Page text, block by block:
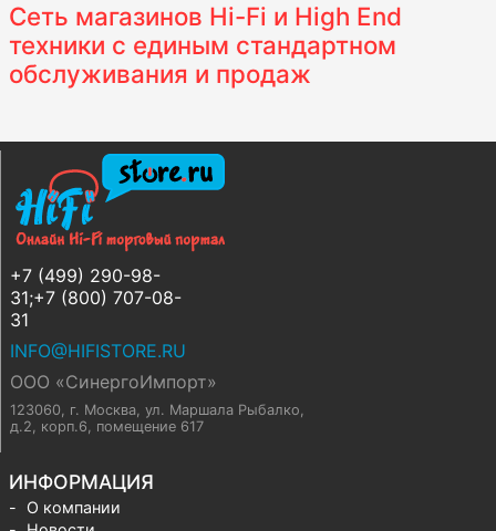
Сеть магазинов Hi-Fi и High End
техники с единым стандартном
обслуживания и продаж
+7 (499) 290-98-
31;+7 (800) 707-08-
31
INFO@HIFISTORE.RU
ООО «СинергоИмпорт»
123060, г. Москва, ул. Маршала Рыбалко,
д.2, корп.6, помещение 617
ИНФОРМАЦИЯ
О компании